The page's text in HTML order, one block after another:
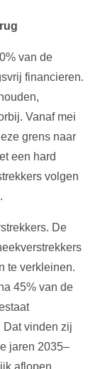
van de
financieren.
Vanaf mei
grens naar
een hard
volgen
De
te verkleinen.
45% van de
Dat vinden zij
jaren 2035–
aflopen.